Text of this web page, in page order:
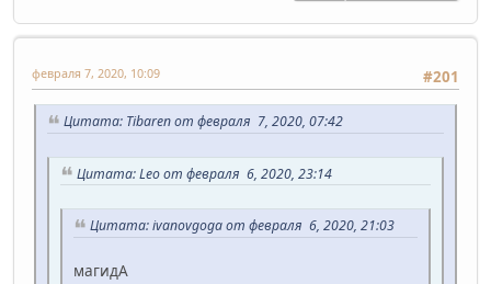
#201
февраля 7, 2020, 10:09
Цитата: Tibaren от февраля 7, 2020, 07:42
Цитата: Leo от февраля 6, 2020, 23:14
Цитата: ivanovgoga от февраля 6, 2020, 21:03
магидА